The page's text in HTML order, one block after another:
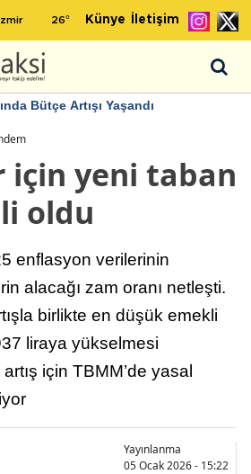
26° Künye İletişim
Bütçe Artışı Yaşandı
için yeni taban
oldu
enflasyon verilerinin
alacağı zam oranı netleşti.
birlikte en düşük emekli
liraya yükselmesi
için TBMM’de yasal
Yayınlanma
05 Ocak 2026 - 15:22